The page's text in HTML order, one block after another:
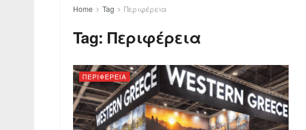
Home Tag Περιφέρεια
Tag: Περιφέρεια
ΠΕΡΙΦΕΡΕΙΑ